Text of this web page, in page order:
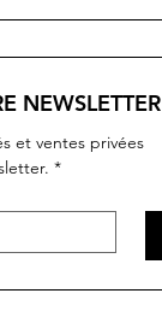
NEWSLETTER
et ventes privées
*